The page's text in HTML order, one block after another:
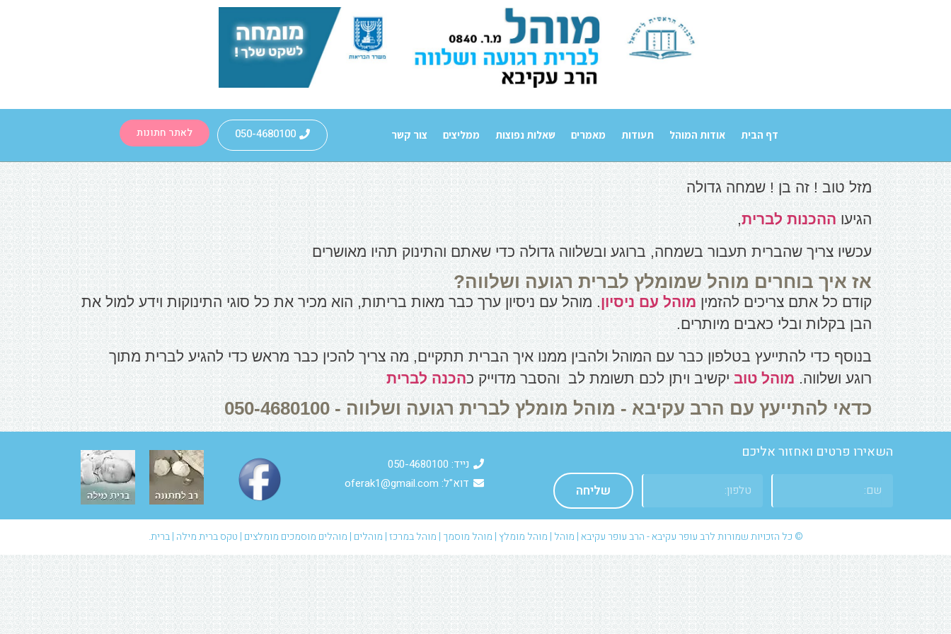
דף הבית אודות המוהל תעודות מאמרים שאלות נפוצות ממליצים צור קשר 050-4680100 לאתר חתונות
מזל טוב ! זה בן ! שמחה גדולה
הגיעוההכנות לברית,
עכשיו צריך שהברית תעבור בשמחה, ברוגע ובשלווה גדולה כדי שאתם והתינוק תהיו מאושרים
אז איך בוחרים מוהל שמומלץ לברית רגועה ושלווה?
קודם כל אתם צריכים להזמיןמוהל עם ניסיון. מוהל עם ניסיון ערך כבר מאות בריתות, הוא מכיר את כל סוגי התינוקות וידע למול את
הבן בקלות ובלי כאבים מיותרים.
בנוסף כדי להתייעץ בטלפון כבר עם המוהל ולהבין ממנו איך הברית תתקיים, מה צריך להכין כבר מראש כדי להגיע לברית מתוך
רוגע ושלווה.מוהל טוביקשיב ויתן לכם תשומת לב והסבר מדוייק כהכנה לברית
כדאי להתייעץ עם הרב עקיבא - מוהל מומלץ לברית רגועה ושלווה - 050-4680100
השאירו פרטים ואחזור אליכם
שליחה
נייד: 050-4680100
דוא"ל: oferak1@gmail.com
© כל הזכויות שמורות לרב עופר עקיבא - הרב עופר עקיבא | מוהל | מוהל מומלץ | מוהל מוסמך | מוהל במרכז | מוהלים | מוהלים מוסמכים מומלצים | טקס ברית מילה | ברית.